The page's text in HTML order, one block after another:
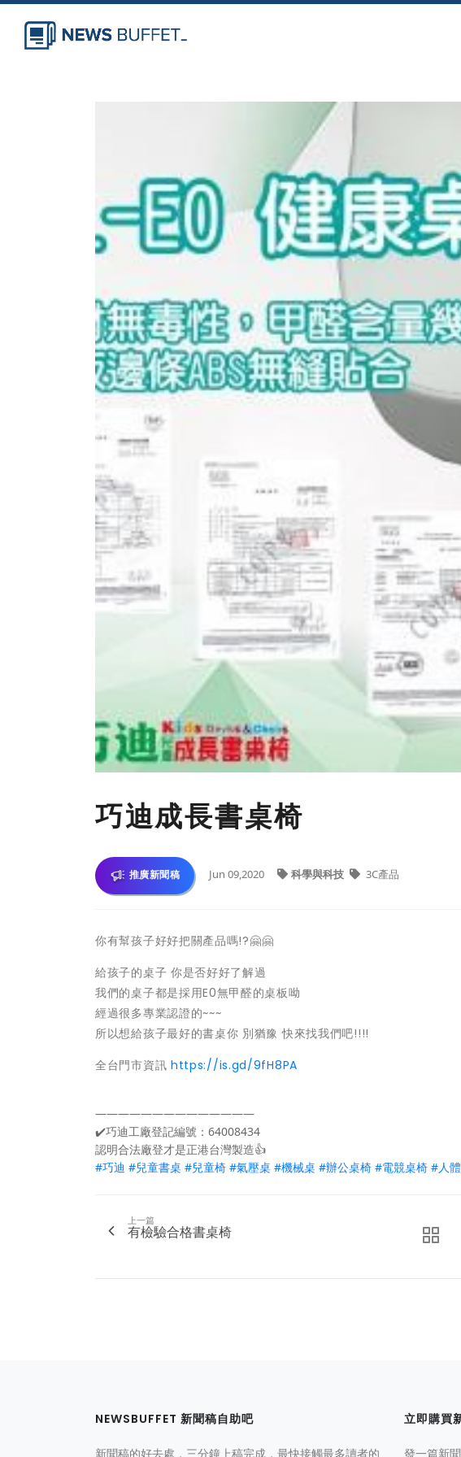
巧迪成長書桌椅
推廣新聞稿 Jun 09,2020 科學與科技 3C產品
你有幫孩子好好把關產品嗎!?🤗🤗
給孩子的桌子 你是否好好了解過
我們的桌子都是採用E0無甲醛的桌板呦
經過很多專業認證的~~~
所以想給孩子最好的書桌你 別猶豫 快來找我們吧!!!!
全台門市資訊 https://is.gd/9fH8PA
——————————————
✔️巧迪工廠登記編號：64008434
認明合法廠登才是正港台灣製造👍
#巧迪 #兒童書桌 #兒童椅 #氣壓桌 #機械桌 #辦公桌椅 #電競桌椅 #人
上一篇
有檢驗合格書桌椅
NEWSBUFFET 新聞稿自助吧
新聞稿的好去處，三分鐘上稿完成，最快接觸最多讀者的
立即購買
發一篇新